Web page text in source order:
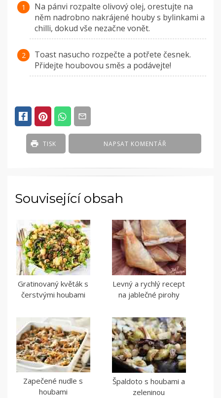
Na pánvi rozpalte olivový olej, orestujte na
něm nadrobno nakrájené houby s bylinkami a
chilli, dokud vše nezačne vonět.
Toast nasucho rozpečte a potřete česnek.
Přidejte houbovou směs a podávejte!
NAPSAT KOMENTÁŘ
TISK
Související obsah
Gratinovaný květák s
čerstvými houbami
Levný a rychlý recept
na jablečné pirohy
Zapečené nudle s
houbami
Špaldoto s houbami a
zeleninou